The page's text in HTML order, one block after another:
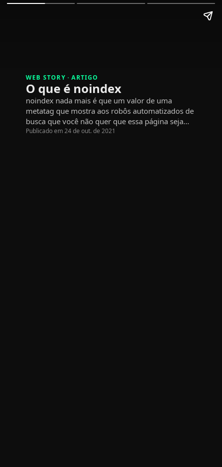
WEB STORY · ARTIGO
O que é noindex
noindex nada mais é que um valor de uma
metatag que mostra aos robôs automatizados de
busca que você não quer que essa página seja
indexada…
Publicado em 24 de out. de 2021